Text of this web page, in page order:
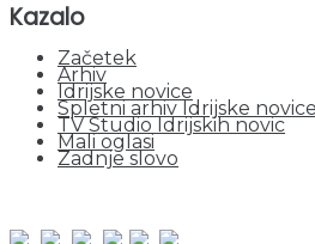
Kazalo
Začetek
Arhiv
Idrijske novice
Spletni arhiv Idrijske novice
TV Studio Idrijskih novic
Mali oglasi
Zadnje slovo